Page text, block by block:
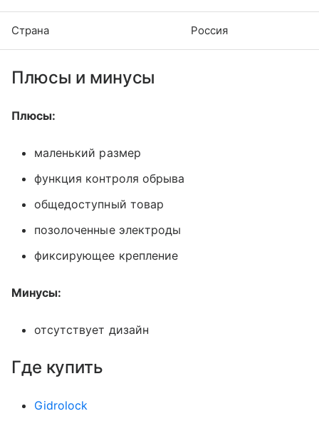
Страна Россия
Плюсы и минусы
Плюсы:
маленький размер
функция контроля обрыва
общедоступный товар
позолоченные электроды
фиксирующее крепление
Минусы:
отсутствует дизайн
Где купить
Gidrolock